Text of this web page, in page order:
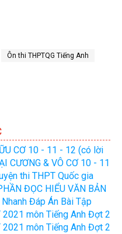
Ôn thi THPTQG Tiếng Anh
CƠ 10 - 11 - 12 (có lời
CƯƠNG & VÔ CƠ 10 - 11
thi THPT Quốc gia
ĐỌC HIỂU VĂN BẢN
Đáp Án Bài Tập
2021 môn Tiếng Anh Đợt 2
2021 môn Tiếng Anh Đợt 2